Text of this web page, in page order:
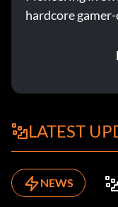
hardcore
LATEST
NEWS